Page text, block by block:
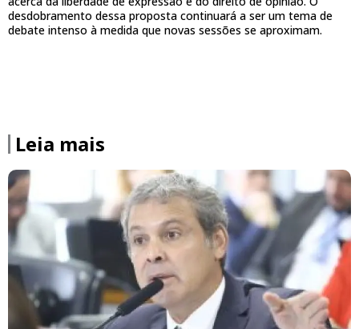
desdobramento dessa proposta continuará a ser um tema de
debate intenso à medida que novas sessões se aproximam.
Leia mais